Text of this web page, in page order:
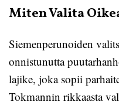
Miten Valita
Siemenperunoiden
onnistunutta
lajike, joka sopii
Tokmannin rikkaasta